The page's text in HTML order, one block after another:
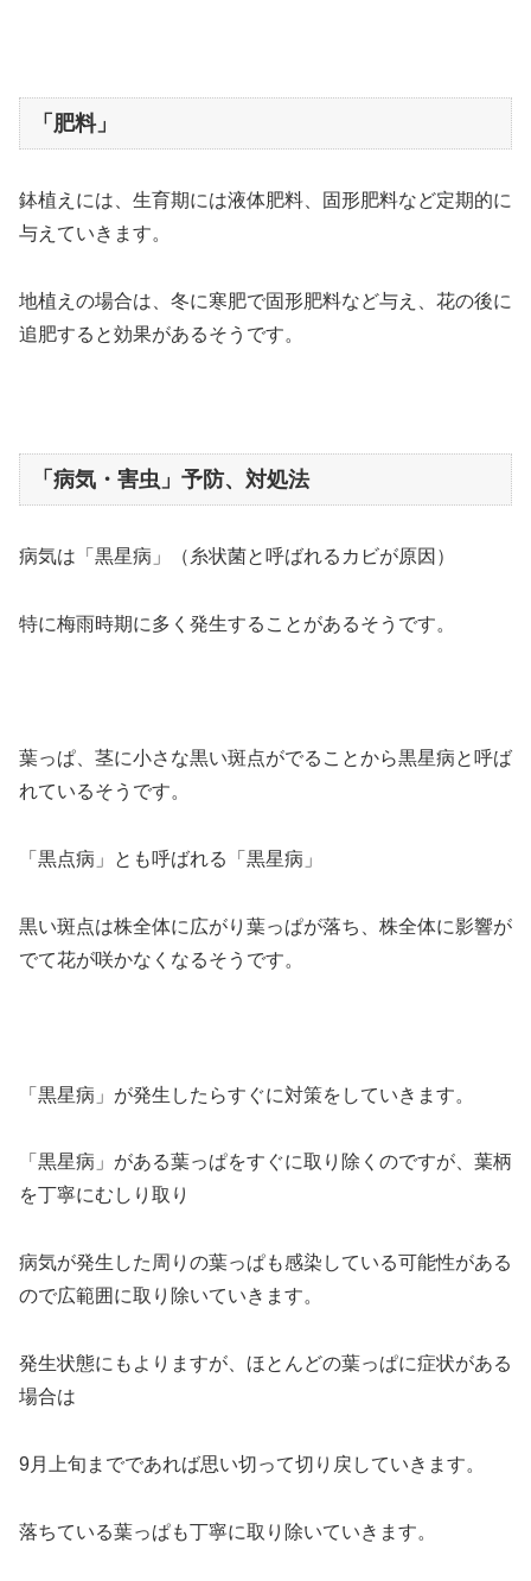
「肥料」
鉢植えには、生育期には液体肥料、固形肥料など定期的に
与えていきます。
地植えの場合は、冬に寒肥で固形肥料など与え、花の後に
追肥すると効果があるそうです。
「病気・害虫」予防、対処法
病気は「黒星病」（糸状菌と呼ばれるカビが原因）
特に梅雨時期に多く発生することがあるそうです。
葉っぱ、茎に小さな黒い斑点がでることから黒星病と呼ば
れているそうです。
「黒点病」とも呼ばれる「黒星病」
黒い斑点は株全体に広がり葉っぱが落ち、株全体に影響が
でて花が咲かなくなるそうです。
「黒星病」が発生したらすぐに対策をしていきます。
「黒星病」がある葉っぱをすぐに取り除くのですが、葉柄
を丁寧にむしり取り
病気が発生した周りの葉っぱも感染している可能性がある
ので広範囲に取り除いていきます。
発生状態にもよりますが、ほとんどの葉っぱに症状がある
場合は
9月上旬までであれば思い切って切り戻していきます。
落ちている葉っぱも丁寧に取り除いていきます。